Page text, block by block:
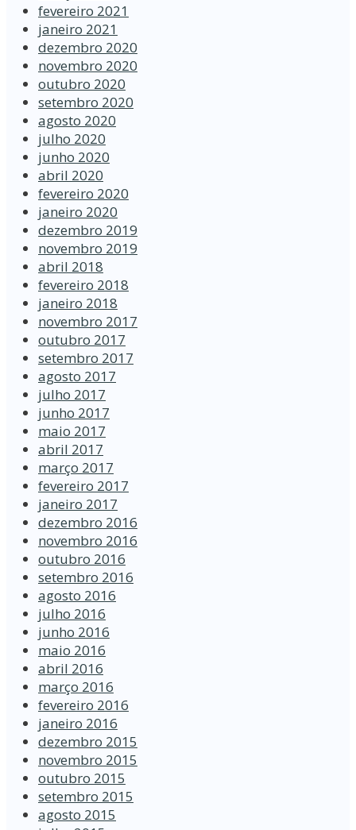
fevereiro 2021
janeiro 2021
dezembro 2020
novembro 2020
outubro 2020
setembro 2020
agosto 2020
julho 2020
junho 2020
abril 2020
fevereiro 2020
janeiro 2020
dezembro 2019
novembro 2019
abril 2018
fevereiro 2018
janeiro 2018
novembro 2017
outubro 2017
setembro 2017
agosto 2017
julho 2017
junho 2017
maio 2017
abril 2017
março 2017
fevereiro 2017
janeiro 2017
dezembro 2016
novembro 2016
outubro 2016
setembro 2016
agosto 2016
julho 2016
junho 2016
maio 2016
abril 2016
março 2016
fevereiro 2016
janeiro 2016
dezembro 2015
novembro 2015
outubro 2015
setembro 2015
agosto 2015